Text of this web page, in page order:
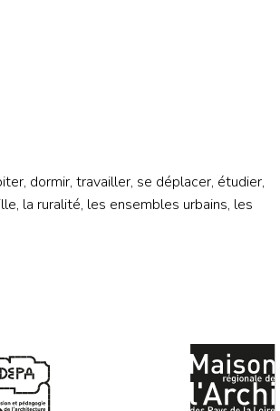
dormir, travailler, se déplacer, étudier,
la ruralité, les ensembles urbains, les